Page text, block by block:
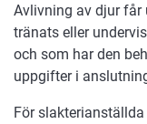
Avlivning av djur får
tränats eller
och som har den
uppgifter i
För